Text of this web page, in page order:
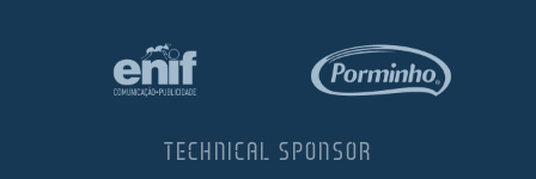
TECHNICAL SPONSOR